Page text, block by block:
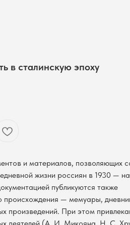
в сталинскую эпоху
и материалов, позволяющих
жизни россиян в 1930 —
публикуются также
происхождения — мемуары,
произведений. При этом